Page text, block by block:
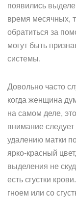
появились
время месячных,
обратиться за
могут быть
системы.
Довольно часто
когда женщина
на самом деле,
внимание
удалению матки
ярко-красный
выделения не
есть сгустки
гноем или со